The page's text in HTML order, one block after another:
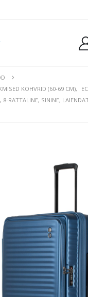
KOHVRID (60-69 CM),
8-RATTALINE, SININE,